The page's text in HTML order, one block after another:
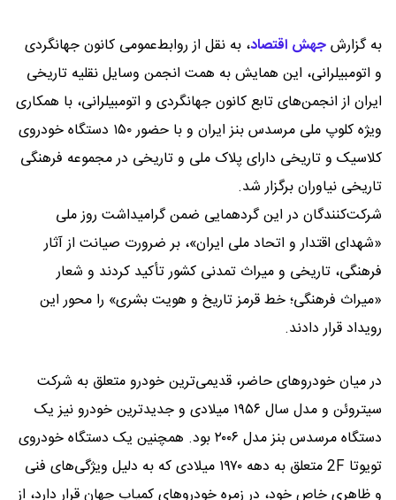
به گزارشجهش اقتصاد، به نقل از روابط‌عمومی کانون جهانگردی
و اتومبیلرانی، این همایش به همت انجمن وسایل نقلیه تاریخی
ایران از انجمن‌های تابع کانون جهانگردی و اتومبیلرانی، با همکاری
ویژه کلوپ ملی مرسدس بنز ایران و با حضور ۱۵۰ دستگاه خودروی
کلاسیک و تاریخی دارای پلاک ملی و تاریخی در مجموعه فرهنگی
تاریخی نیاوران برگزار شد.
شرکت‌کنندگان در این گردهمایی ضمن گرامیداشت روز ملی
«شهدای اقتدار و اتحاد ملی ایران»، بر ضرورت صیانت از آثار
فرهنگی، تاریخی و میراث تمدنی کشور تأکید کردند و شعار
«میراث فرهنگی؛ خط قرمز تاریخ و هویت بشری» را محور این
رویداد قرار دادند.
در میان خودروهای حاضر، قدیمی‌ترین خودرو متعلق به شرکت
سیتروئن و مدل سال ۱۹۵۶ میلادی و جدیدترین خودرو نیز یک
دستگاه مرسدس بنز مدل ۲۰۰۶ بود. همچنین یک دستگاه خودروی
تویوتا 2F متعلق به دهه ۱۹۷۰ میلادی که به دلیل ویژگی‌های فنی